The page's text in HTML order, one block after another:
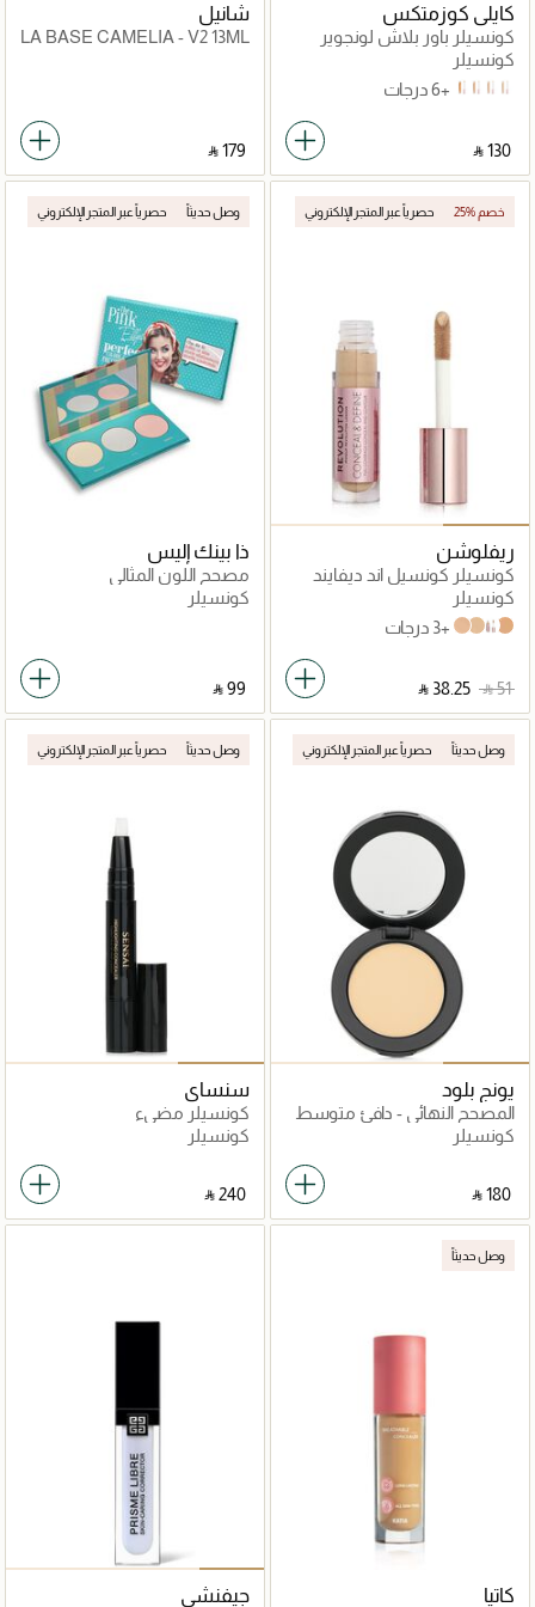
كايلي كوزمتكس
كونسيلر باور بلاش لونجوير
كونسيلر
2.5N
3N
4WN
7W +6 درجات
‎ ⃁ ⁦130⁩ ‎
شانيل
LA BASE CAMELIA - V2 13ML
‎ ⃁ ⁦179⁩ ‎
25% خصم حصرياً عبر المتجر الإلكتروني
ريفلوشن
كونسيلر كونسيل اند ديفايند
كونسيلر
C11
C5
C7
C8 +3 درجات
‎ ⃁ ⁦51⁩ ‎
‎ ⃁ ⁦38.25⁩ ‎
وصل حديثاً حصرياً عبر المتجر الإلكتروني
ذا بينك إليس
مصحح اللون المثالي
كونسيلر
‎ ⃁ ⁦99⁩ ‎
وصل حديثاً حصرياً عبر المتجر الإلكتروني
يونج بلود
المصحح النهائي - دافئ متوسط
كونسيلر
‎ ⃁ ⁦180⁩ ‎
وصل حديثاً حصرياً عبر المتجر الإلكتروني
سنساي
كونسيلر مضيء
كونسيلر
‎ ⃁ ⁦240⁩ ‎
وصل حديثاً
كاتيا جيفنشي